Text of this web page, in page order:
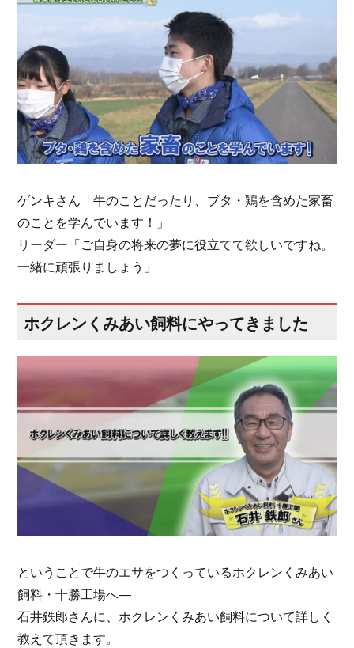
ゲンキさん「牛のことだったり、ブタ・鶏を含めた家畜
のことを学んでいます！」
リーダー「ご自身の将来の夢に役立てて欲しいですね。
一緒に頑張りましょう」
ホクレンくみあい飼料にやってきました
ということで牛のエサをつくっているホクレンくみあい
飼料・十勝工場へ―
石井鉄郎さんに、ホクレンくみあい飼料について詳しく
教えて頂きます。